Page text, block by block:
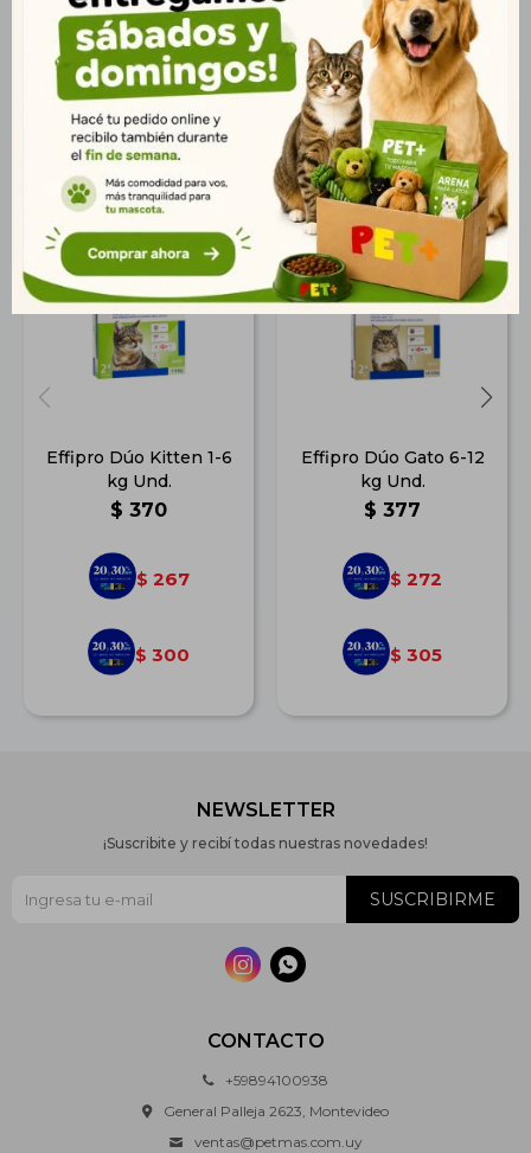
comprimidos siguiendo el mismo esquema.
Productos que te pueden interesar
Effipro Dúo Kitten 1-6
kg Und.
$ 370
$ 267
$ 300
Effipro Dúo Gato 6-12
kg Und.
$ 377
$ 272
$ 305
CONTACTO
+59894100938
General Palleja 2623, Montevideo
ventas@petmas.com.uy
NEWSLETTER
¡Suscribite y recibí todas nuestras novedades!
SUSCRIBIRME
 